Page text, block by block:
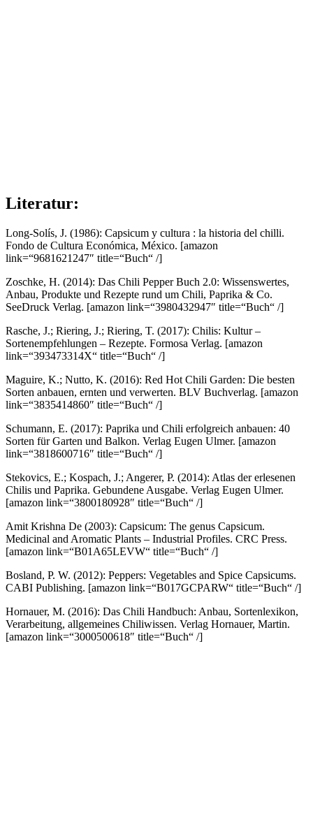
Literatur:
Long-Solís, J. (1986): Capsicum y cultura : la historia del chilli.
Fondo de Cultura Económica, México. [amazon
link=“9681621247″ title=“Buch“ /]
Zoschke, H. (2014): Das Chili Pepper Buch 2.0: Wissenswertes,
Anbau, Produkte und Rezepte rund um Chili, Paprika & Co.
SeeDruck Verlag. [amazon link=“3980432947″ title=“Buch“ /]
Rasche, J.; Riering, J.; Riering, T. (2017): Chilis: Kultur –
Sortenempfehlungen – Rezepte. Formosa Verlag. [amazon
link=“393473314X“ title=“Buch“ /]
Maguire, K.; Nutto, K. (2016): Red Hot Chili Garden: Die besten
Sorten anbauen, ernten und verwerten. BLV Buchverlag. [amazon
link=“3835414860″ title=“Buch“ /]
Schumann, E. (2017): Paprika und Chili erfolgreich anbauen: 40
Sorten für Garten und Balkon. Verlag Eugen Ulmer. [amazon
link=“3818600716″ title=“Buch“ /]
Stekovics, E.; Kospach, J.; Angerer, P. (2014): Atlas der erlesenen
Chilis und Paprika. Gebundene Ausgabe. Verlag Eugen Ulmer.
[amazon link=“3800180928″ title=“Buch“ /]
Amit Krishna De (2003): Capsicum: The genus Capsicum.
Medicinal and Aromatic Plants – Industrial Profiles. CRC Press.
[amazon link=“B01A65LEVW“ title=“Buch“ /]
Bosland, P. W. (2012): Peppers: Vegetables and Spice Capsicums.
CABI Publishing. [amazon link=“B017GCPARW“ title=“Buch“ /]
Hornauer, M. (2016): Das Chili Handbuch: Anbau, Sortenlexikon,
Verarbeitung, allgemeines Chiliwissen. Verlag Hornauer, Martin.
[amazon link=“3000500618″ title=“Buch“ /]